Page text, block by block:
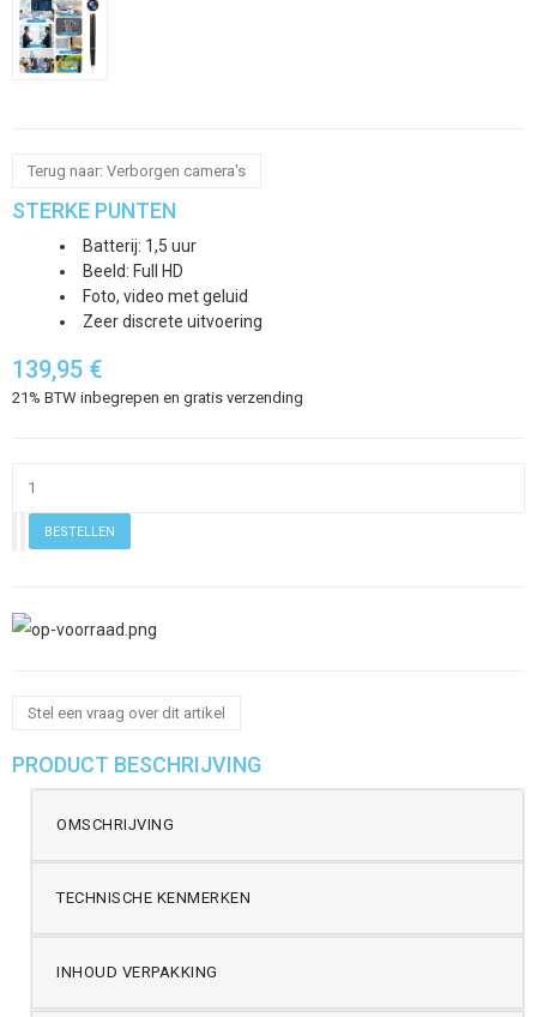
Terug naar: Verborgen camera's
STERKE PUNTEN
Batterij: 1,5 uur
Beeld: Full HD
Foto, video met geluid
Zeer discrete uitvoering
139,95 €
21% BTW inbegrepen en gratis verzending
Stel een vraag over dit artikel
PRODUCT BESCHRIJVING
OMSCHRIJVING
TECHNISCHE KENMERKEN
INHOUD VERPAKKING